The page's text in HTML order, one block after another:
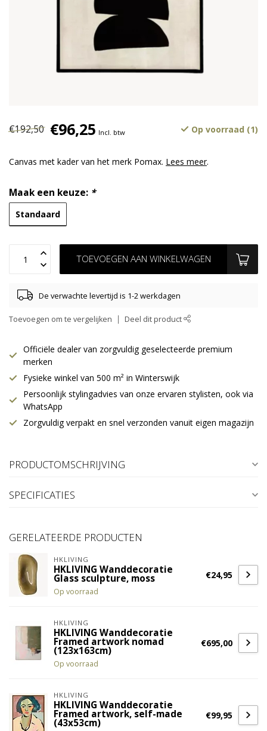
€192,50 €96,25 Incl. btw Op voorraad (1)
Canvas met kader van het merk Pomax. Lees meer.
Maak een keuze: *
Standaard
TOEVOEGEN AAN WINKELWAGEN
De verwachte levertijd is 1-2 werkdagen
Toevoegen om te vergelijken Deel dit product
Officiële dealer van zorgvuldig geselecteerde premium
merken
Fysieke winkel van 500 m² in Winterswijk
Persoonlijk stylingadvies van onze ervaren stylisten, ook via
WhatsApp
Zorgvuldig verpakt en snel verzonden vanuit eigen magazijn
PRODUCTOMSCHRIJVING
SPECIFICATIES
GERELATEERDE PRODUCTEN
HKLIVING
HKLIVING Wanddecoratie
Glass sculpture, moss
Op voorraad
€24,95
HKLIVING
HKLIVING Wanddecoratie
Framed artwork nomad
(123x163cm)
Op voorraad
€695,00
HKLIVING
HKLIVING Wanddecoratie
Framed artwork, self-made
(43x53cm)
€99,95